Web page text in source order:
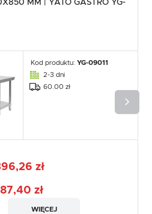
MM | YATO GASTRO YG-
Kod produktu: YG-09011
2-3 dni
60.00 zł
zł
zł
WIĘCEJ